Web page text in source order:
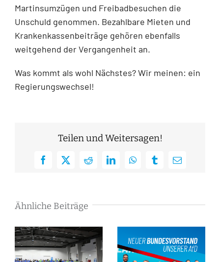
Martinsumzügen und Freibadbesuchen die
Unschuld genommen. Bezahlbare Mieten und
Krankenkassenbeiträge gehören ebenfalls
weitgehend der Vergangenheit an.
Was kommt als wohl Nächstes? Wir meinen: ein
Regierungswechsel!
Teilen und Weitersagen!
Facebook
X RedditLinkedInWhatsAppTumblrE-
Ähnliche Beiträge